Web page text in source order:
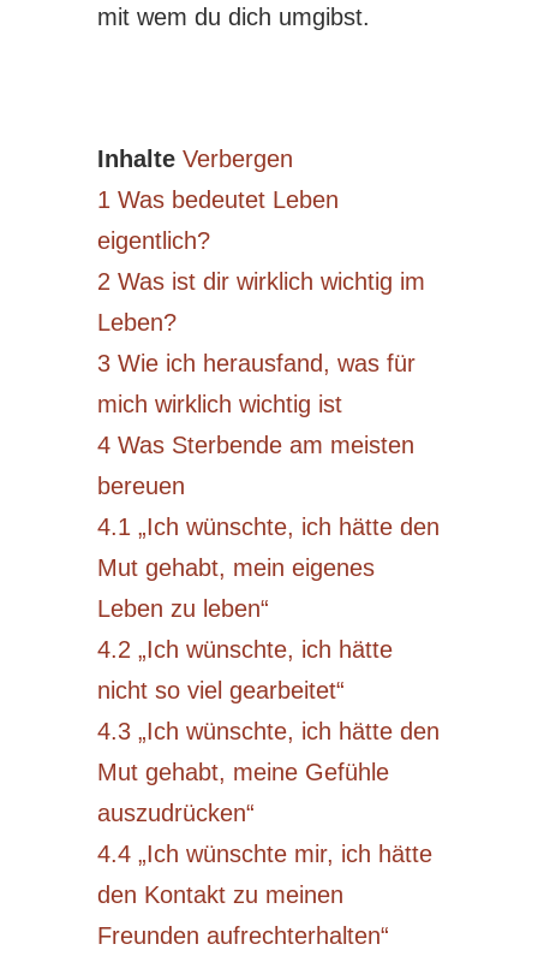
mit wem du dich umgibst.
Inhalte Verbergen
1 Was bedeutet Leben
eigentlich?
2 Was ist dir wirklich wichtig im
Leben?
3 Wie ich herausfand, was für
mich wirklich wichtig ist
4 Was Sterbende am meisten
bereuen
4.1 „Ich wünschte, ich hätte den
Mut gehabt, mein eigenes
Leben zu leben“
4.2 „Ich wünschte, ich hätte
nicht so viel gearbeitet“
4.3 „Ich wünschte, ich hätte den
Mut gehabt, meine Gefühle
auszudrücken“
4.4 „Ich wünschte mir, ich hätte
den Kontakt zu meinen
Freunden aufrechterhalten“